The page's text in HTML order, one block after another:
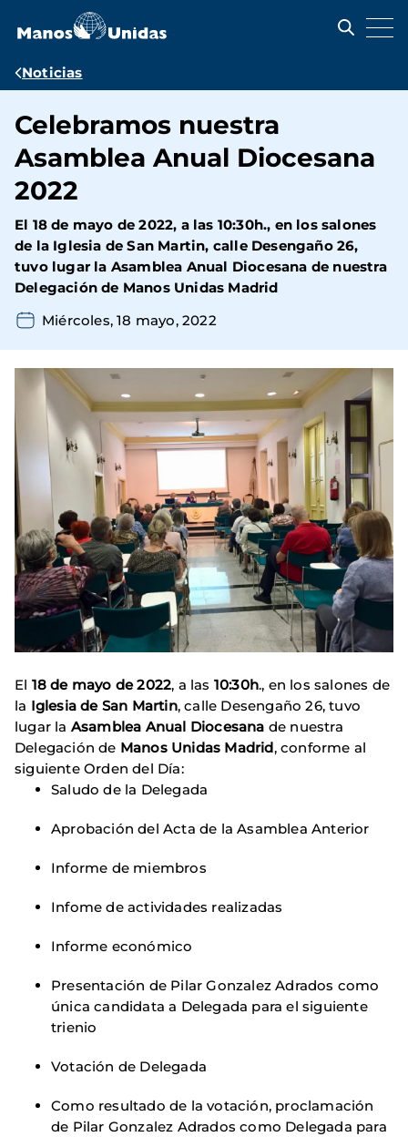
contenido
Ruta
navegación
Noticias
Celebramos nuestra
Asamblea Anual Diocesana
2022
El 18 de mayo de 2022, a las 10:30h., en los salones
de la Iglesia de San Martin, calle Desengaño 26,
tuvo lugar la Asamblea Anual Diocesana de nuestra
Delegación de Manos Unidas Madrid
Miércoles, 18 mayo, 2022
El 18 de mayo de 2022, a las 10:30h., en los salones de
la Iglesia de San Martin, calle Desengaño 26, tuvo
lugar la Asamblea Anual Diocesana de nuestra
Delegación de Manos Unidas Madrid, conforme al
siguiente Orden del Día:
Saludo de la Delegada
Aprobación del Acta de la Asamblea Anterior
Informe de miembros
Infome de actividades realizadas
Informe económico
Presentación de Pilar Gonzalez Adrados como
única candidata a Delegada para el siguiente
trienio
Votación de Delegada
Como resultado de la votación, proclamación
de Pilar Gonzalez Adrados como Delegada para